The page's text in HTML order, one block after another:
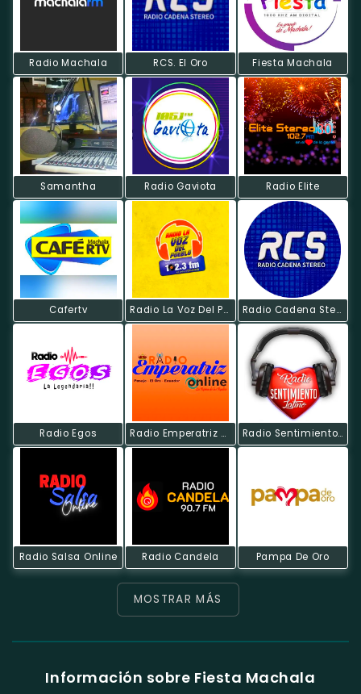
Radio Machala RCS. El Oro Fiesta Machala
Samantha Radio Gaviota Radio Elite
Cafertv Radio La Voz Del Pueblo Radio Cadena Stereo
Radio Egos Radio Emperatriz Online Radio Sentimiento Latino
Radio Salsa Online Radio Candela Pampa De Oro
MOSTRAR MÁS
Información sobre Fiesta Machala